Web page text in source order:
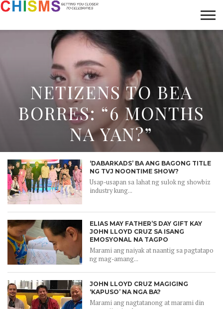
LIFESTYLE
GALLERY
ARTICLES
ABOUT
NETIZENS TO BEA
BORRES: “6 MONTHS
NA YAN?”
‘DABARKADS’ BA ANG BAGONG TITLE
NG TVJ NOONTIME SHOW?
Usap-usapan sa lahat ng sulok ng showbiz
industry kung...
ELIAS MAY FATHER’S DAY GIFT KAY
JOHN LLOYD CRUZ SA ISANG
EMOSYONAL NA TAGPO
Marami ang naiyak at naantig sa pagtatapo
ng mag-amang...
JOHN LLOYD CRUZ MAGIGING
‘KAPUSO’ NA NGA BA?
Marami ang nagtatanong at marami din